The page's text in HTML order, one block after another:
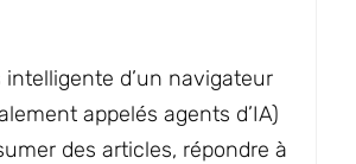
d’un navigateur
appelés agents d’IA)
des articles, répondre à